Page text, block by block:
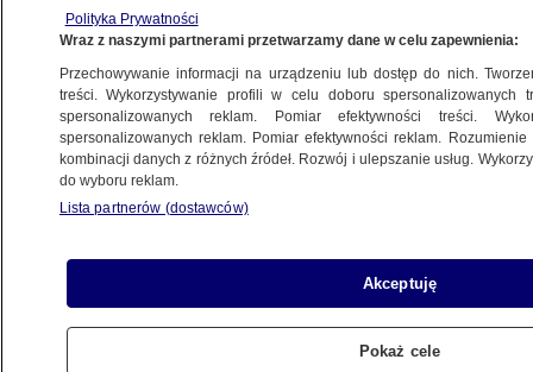
inwazja. Serial, który ma być
"pobudką"
ŚWIAT
Gaemi szaleje na Tajwanie. Zatonął
statek towarowy
"Uśpione NATO" i pokój dla
ŚWIAT
Polityka Prywatności
Wraz z naszymi partnerami przetwarzamy dane w celu zapewnienia:
Przechowywanie informacji na urządzeniu lub dostęp do nich.
treści. Wykorzystywanie profili w celu doboru spersonalizowanych
spersonalizowanych reklam. Pomiar efektywności treści.
spersonalizowanych reklam. Pomiar efektywności reklam.
kombinacji danych z różnych źródeł. Rozwój i ulepszanie usług.
do wyboru reklam.
Lista partnerów (dostawców)
Akceptuję
Pokaż cele